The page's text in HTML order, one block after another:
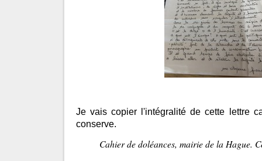
Je vais copier l'intégralité de cette lettre
conserve.
Cahier de doléances, mairie de la Hague.